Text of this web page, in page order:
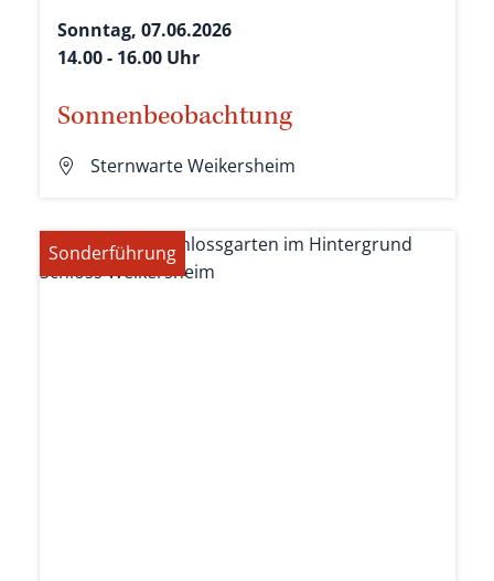
Sonntag, 07.06.2026
14.00 - 16.00 Uhr
Sonnenbeobachtung
Sternwarte Weikersheim
Sonderführung